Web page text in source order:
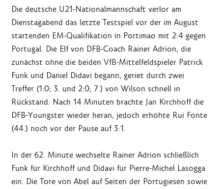
Die deutsche U21-Nationalmannschaft verlor am
Dienstagabend das letzte Testspiel vor der im August
startenden EM-Qualifikation in Portimao mit 2:4 gegen
Portugal. Die Elf von DFB-Coach Rainer Adrion, die
zunächst ohne die beiden VfB-Mittelfeldspieler Patrick
Funk und Daniel Didavi begann, geriet durch zwei
Treffer (1:0; 3. und 2:0; 7.) von Wilson schnell in
Rückstand. Nach 14 Minuten brachte Jan Kirchhoff die
DFB-Youngster wieder heran, jedoch erhöhte Rui Fonte
(44.) noch vor der Pause auf 3:1.
In der 62. Minute wechselte Rainer Adrion schließlich
Funk für Kirchhoff und Didavi für Pierre-Michel Lasogga
ein. Die Tore von Abel auf Seiten der Portugiesen sowie